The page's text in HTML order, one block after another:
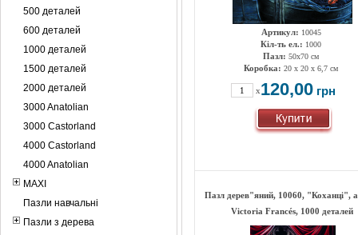
500 деталей
600 деталей
1000 деталей
1500 деталей
2000 деталей
3000 Anatolian
3000 Castorland
4000 Castorland
4000 Anatolian
MAXI
Пазли навчальні
Пазли з дерева
Артикул: 10045
Кіл-ть ел.: 1000
Пазл: 50х70 см
Коробка: 20 x 20 x 6,7 см
x120,00 грн
Пазл дерев"яний, 10060, "Коханці",
Victoria Francés, 1000 деталей